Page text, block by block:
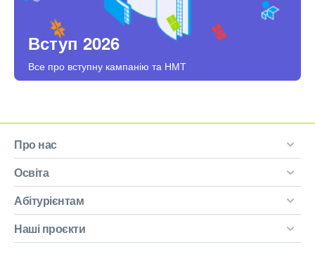
Вступ 2026
Все про вступну кампанію та НМТ
Про нас
Освіта
Абітурієнтам
Наші проєкти